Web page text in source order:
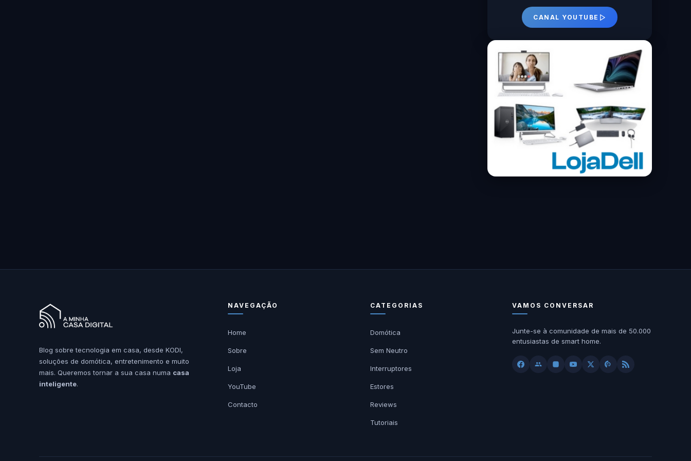
CANAL YOUTUBE
Blog sobre tecnologia em casa, desde KODI,
soluções de domótica, entretenimento e muito
mais. Queremos tornar a sua casa numa casa
inteligente.
NAVEGAÇÃO
Home
Sobre
Loja
YouTube
Contacto
CATEGORIAS
Domótica
Sem Neutro
Interruptores
Estores
Reviews
Tutoriais
VAMOS CONVERSAR
Junte-se à comunidade de mais de 50.000
entusiastas de smart home.